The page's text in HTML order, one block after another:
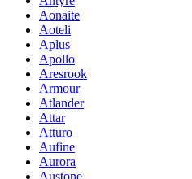
Aonaite
Aoteli
Aplus
Apollo
Aresrook
Armour
Atlander
Attar
Atturo
Aufine
Aurora
Austone